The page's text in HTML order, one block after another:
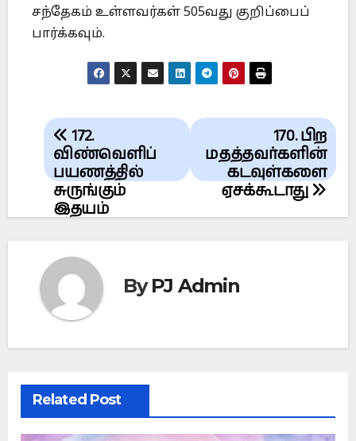
சந்தேகம் உள்ளவர்கள் 505வது குறிப்பைப்
பார்க்கவும்.
Post
navigation
170. பிற
மதத்தவர்களின்
கடவுள்களை
ஏசக்கூடாது
172.
விண்வெளிப்
பயணத்தில்
சுருங்கும்
இதயம்
ByPJ Admin
Related Post